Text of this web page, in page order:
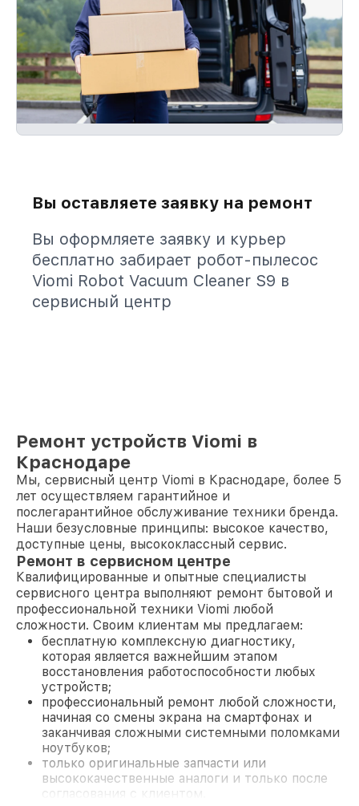
Вы оставляете заявку на ремонт
Вы оформляете заявку и курьер
бесплатно забирает робот-пылесос
Viomi Robot Vacuum Cleaner S9 в
сервисный центр
Ремонт устройств Viomi в
Краснодаре
Мы, сервисный центр Viomi в Краснодаре, более 5
лет осуществляем гарантийное и
послегарантийное обслуживание техники бренда.
Наши безусловные принципы: высокое качество,
доступные цены, высококлассный сервис.
Ремонт в сервисном центре
Квалифицированные и опытные специалисты
сервисного центра выполняют ремонт бытовой и
профессиональной техники Viomi любой
сложности. Своим клиентам мы предлагаем:
бесплатную комплексную диагностику,
которая является важнейшим этапом
восстановления работоспособности любых
устройств;
профессиональный ремонт любой сложности,
начиная со смены экрана на смартфонах и
заканчивая сложными системными поломками
ноутбуков;
только оригинальные запчасти или
высококачественные аналоги и только после
согласования с клиентом.